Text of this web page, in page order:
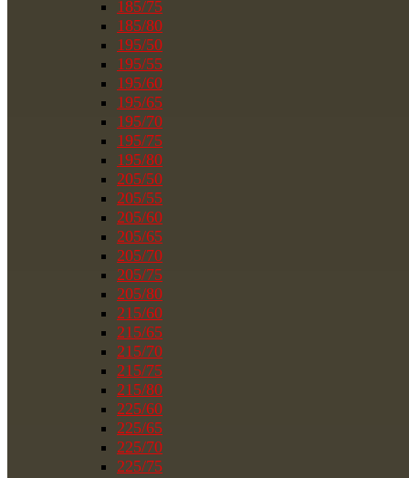
185/75
185/80
195/50
195/55
195/60
195/65
195/70
195/75
195/80
205/50
205/55
205/60
205/65
205/70
205/75
205/80
215/60
215/65
215/70
215/75
215/80
225/60
225/65
225/70
225/75